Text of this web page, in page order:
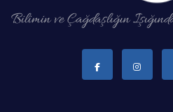
Bilimin ve Çağdaşlığın